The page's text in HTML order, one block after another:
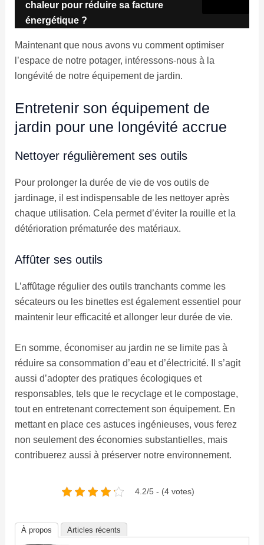
chaleur pour réduire sa facture
énergétique ?
Maintenant que nous avons vu comment optimiser
l’espace de notre potager, intéressons-nous à la
longévité de notre équipement de jardin.
Entretenir son équipement de
jardin pour une longévité accrue
Nettoyer régulièrement ses outils
Pour prolonger la durée de vie de vos outils de
jardinage, il est indispensable de les nettoyer après
chaque utilisation. Cela permet d’éviter la rouille et la
détérioration prématurée des matériaux.
Affûter ses outils
L’affûtage régulier des outils tranchants comme les
sécateurs ou les binettes est également essentiel pour
maintenir leur efficacité et allonger leur durée de vie.
En somme, économiser au jardin ne se limite pas à
réduire sa consommation d’eau et d’électricité. Il s’agit
aussi d’adopter des pratiques écologiques et
responsables, tels que le recyclage et le compostage,
tout en entretenant correctement son équipement. En
mettant en place ces astuces ingénieuses, vous ferez
non seulement des économies substantielles, mais
contribuerez aussi à préserver notre environnement.
4.2/5 - (4 votes)
À propos Articles récents